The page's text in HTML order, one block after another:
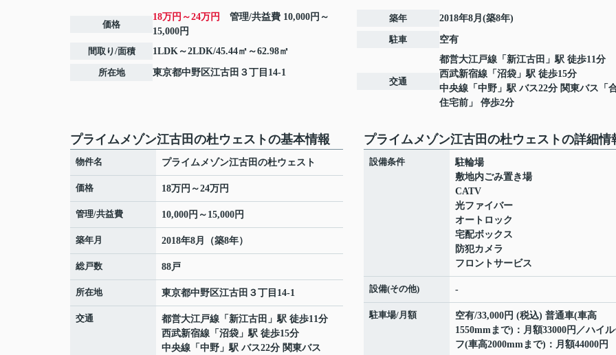
価格
18万円～24万円 管理/共益費 10,000円～
15,000円
間取り/面積
1LDK～2LDK/45.44㎡～62.98㎡
所在地 東京都中野区江古田 ３丁目14-1
築年 2018年8月(築8年)
駐車 空有
交通
都営大江戸線 「 新江古田 」駅 徒歩11分
西武新宿線 「 沼袋 」駅 徒歩15分
中央線 「 中野 」駅 バス22分 関東バス「
住宅前」 停歩2分
プライムメゾン江古田の杜ウェストの基本情報
物件名 プライムメゾン江古田の杜ウェスト
価格 18万円～24万円
管理/共益費 10,000円～15,000円
築年月 2018年8月（築8年）
総戸数 88戸
所在地 東京都中野区江古田 ３丁目14-1
交通 都営大江戸線 「 新江古田 」駅 徒歩11分
西武新宿線 「 沼袋 」駅 徒歩15分
中央線 「 中野 」駅 バス22分 関東バス
プライムメゾン江古田の杜ウェストの詳細情
設備条件
駐輪場
敷地内ごみ置き場
CATV
光ファイバー
オートロック
宅配ボックス
防犯カメラ
フロントサービス
設備(その他) -
駐車場/月額
空有/33,000円 (税込) 普通車(車高
1550mmまで)：月額33000円／ハイ
フ(車高2000mmまで)：月額44000円